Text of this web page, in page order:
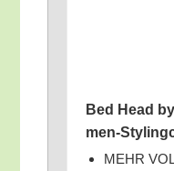
Bed Head
men-
MEHR